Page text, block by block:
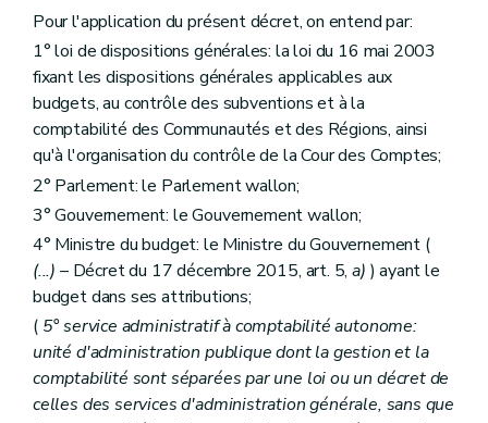
Art. 27
Chapitre V Dispositions relatives au compte d'exécution du budget
Art. 28
Art. 29
Titre III
Dispositions relatives à la comptabilité générale
Chapitre Ier
Dispositions générales
Art. 30
Art. 31
Art. 32
Art. 33
Art. 34
Art. 35
Art. 36
Chapitre II Règles d'organisation des services comptables et financiers
Art. 37
Art. 38
Art. 39
Art. 40
TitreIV
Dispositions relatives au compte général
Art. 41
Pour l'application du présent décret, on entend par:
1° loi de dispositions générales: la loi du 16 mai 2003
fixant les dispositions générales applicables aux
budgets, au contrôle des subventions et à la
comptabilité des Communautés et des Régions, ainsi
qu'à l'organisation du contrôle de la Cour des Comptes;
2° Parlement: le Parlement wallon;
3° Gouvernement: le Gouvernement wallon;
4° Ministre du budget: le Ministre du Gouvernement (
(...) – Décret du 17 décembre 2015, art. 5,a) ) ayant le
budget dans ses attributions;
( 5° service administratif à comptabilité autonome:
unité d'administration publique dont la gestion et la
comptabilité sont séparées par une loi ou un décret de
celles des services d'administration générale, sans que